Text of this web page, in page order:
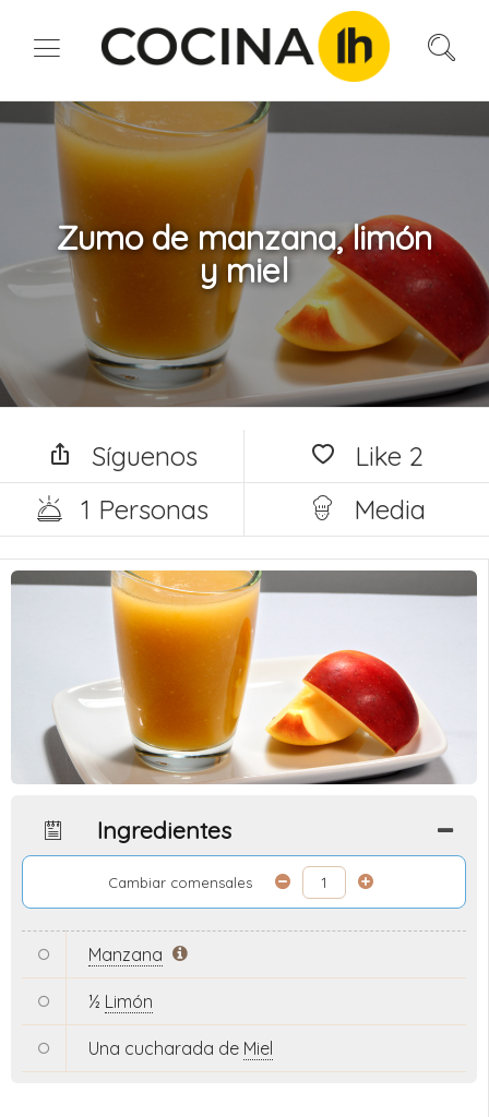
Zumo de manzana, limón
y miel
Síguenos Like 2
1 Personas
Media
Ingredientes
Cambiar comensales
Manzana
½ Limón
Una cucharada de Miel